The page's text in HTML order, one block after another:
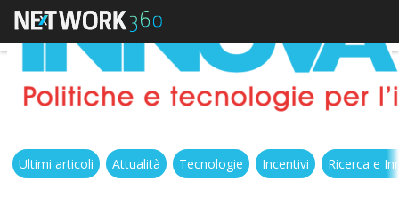
Ultimi articoli Attualità Tecnologie Incentivi Ricerca e